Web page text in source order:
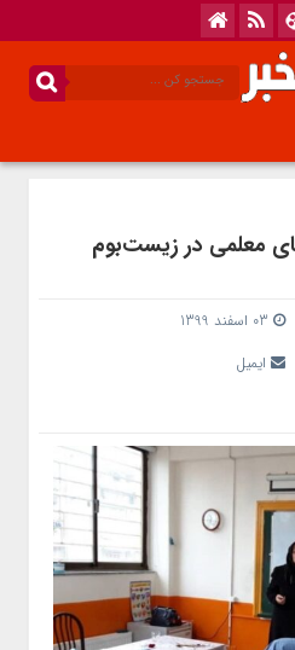
معلمی در زیست‌بوم
ایمیل